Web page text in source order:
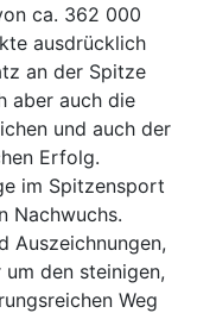
ca. 362 000
ausdrücklich
an der Spitze
aber auch die
und auch der
Erfolg.
im Spitzensport
Nachwuchs.
Auszeichnungen,
um den steinigen,
Weg